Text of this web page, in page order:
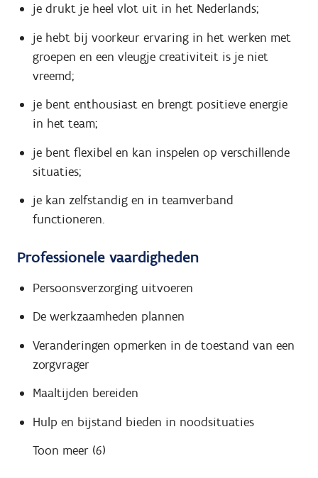
je drukt je heel vlot uit in het Nederlands;
je hebt bij voorkeur ervaring in het werken met
groepen en een vleugje creativiteit is je niet
vreemd;
je bent enthousiast en brengt positieve energie
in het team;
je bent flexibel en kan inspelen op verschillende
situaties;
je kan zelfstandig en in teamverband
functioneren.
Professionele vaardigheden
Persoonsverzorging uitvoeren
De werkzaamheden plannen
Veranderingen opmerken in de toestand van een
zorgvrager
Maaltijden bereiden
Hulp en bijstand bieden in noodsituaties
Toon meer (6)